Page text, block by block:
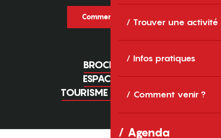
Trouver une activité
Infos pratiques
Comment venir ?
Agenda
Comment venir ?
BROCHURES
ESPACE PRO
TOURISME D'AFFAIRES